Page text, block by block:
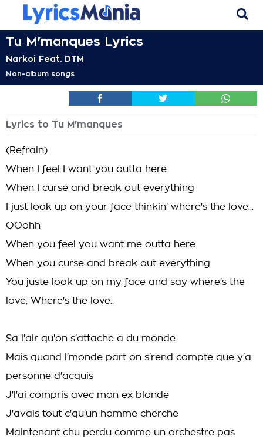
Tu M'manques Lyrics
Narkoi Feat. DTM
Non-album songs
Lyrics to Tu M'manques
(Refrain)
When I feel I want you outta here
When I curse and break out everything
I just look up on your face thinkin' where's the love...
OOohh
When you feel you want me outta here
When you curse and break out everything
You juste look up on my face and say where's the
love, Where's the love..
Sa l'air qu'on s'attache a du monde
Mais quand l'monde part on s'rend compte que y'a
personne d'acquis
J'l'ai compris avec mon ex blonde
J'avais tout c'qu'un homme cherche
Maintenant chu perdu comme un orchestre pas